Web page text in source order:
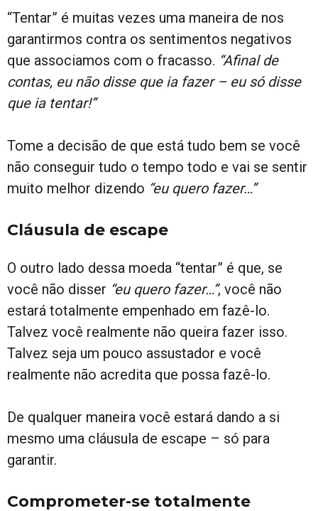
“Tentar” é muitas vezes uma maneira de nos
garantirmos contra os sentimentos negativos
que associamos com o fracasso. “Afinal de
contas, eu não disse que ia fazer – eu só disse
que ia tentar!”
Tome a decisão de que está tudo bem se você
não conseguir tudo o tempo todo e vai se sentir
muito melhor dizendo “eu quero fazer…”
Cláusula de escape
O outro lado dessa moeda “tentar” é que, se
você não disser “eu quero fazer…”, você não
estará totalmente empenhado em fazê-lo.
Talvez você realmente não queira fazer isso.
Talvez seja um pouco assustador e você
realmente não acredita que possa fazê-lo.
De qualquer maneira você estará dando a si
mesmo uma cláusula de escape – só para
garantir.
Comprometer-se totalmente